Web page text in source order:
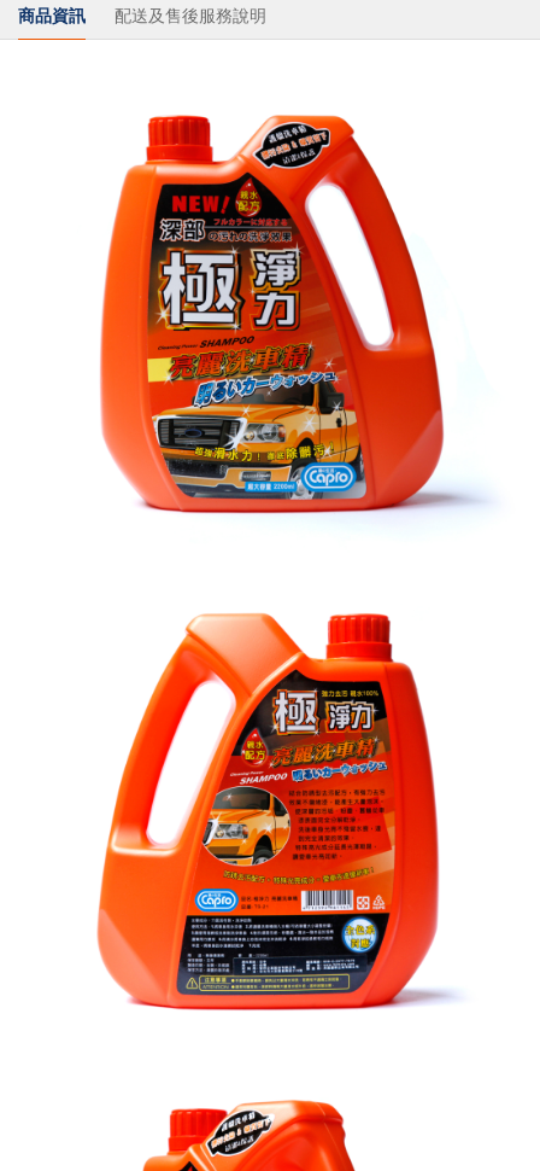
商品資訊 配送及售後服務說明